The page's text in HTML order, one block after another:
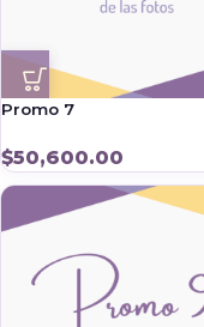
Promo 7
$50,600.00